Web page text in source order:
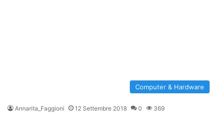
Computer & Hardware
Annarita_Faggioni 12 Settembre 2018 0 369